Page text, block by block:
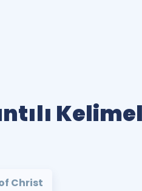
Christ